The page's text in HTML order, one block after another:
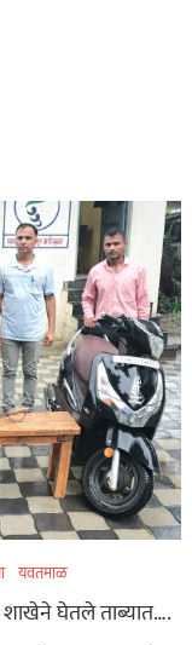
यवतमाळ
शाखेने घेतले ताब्यात….